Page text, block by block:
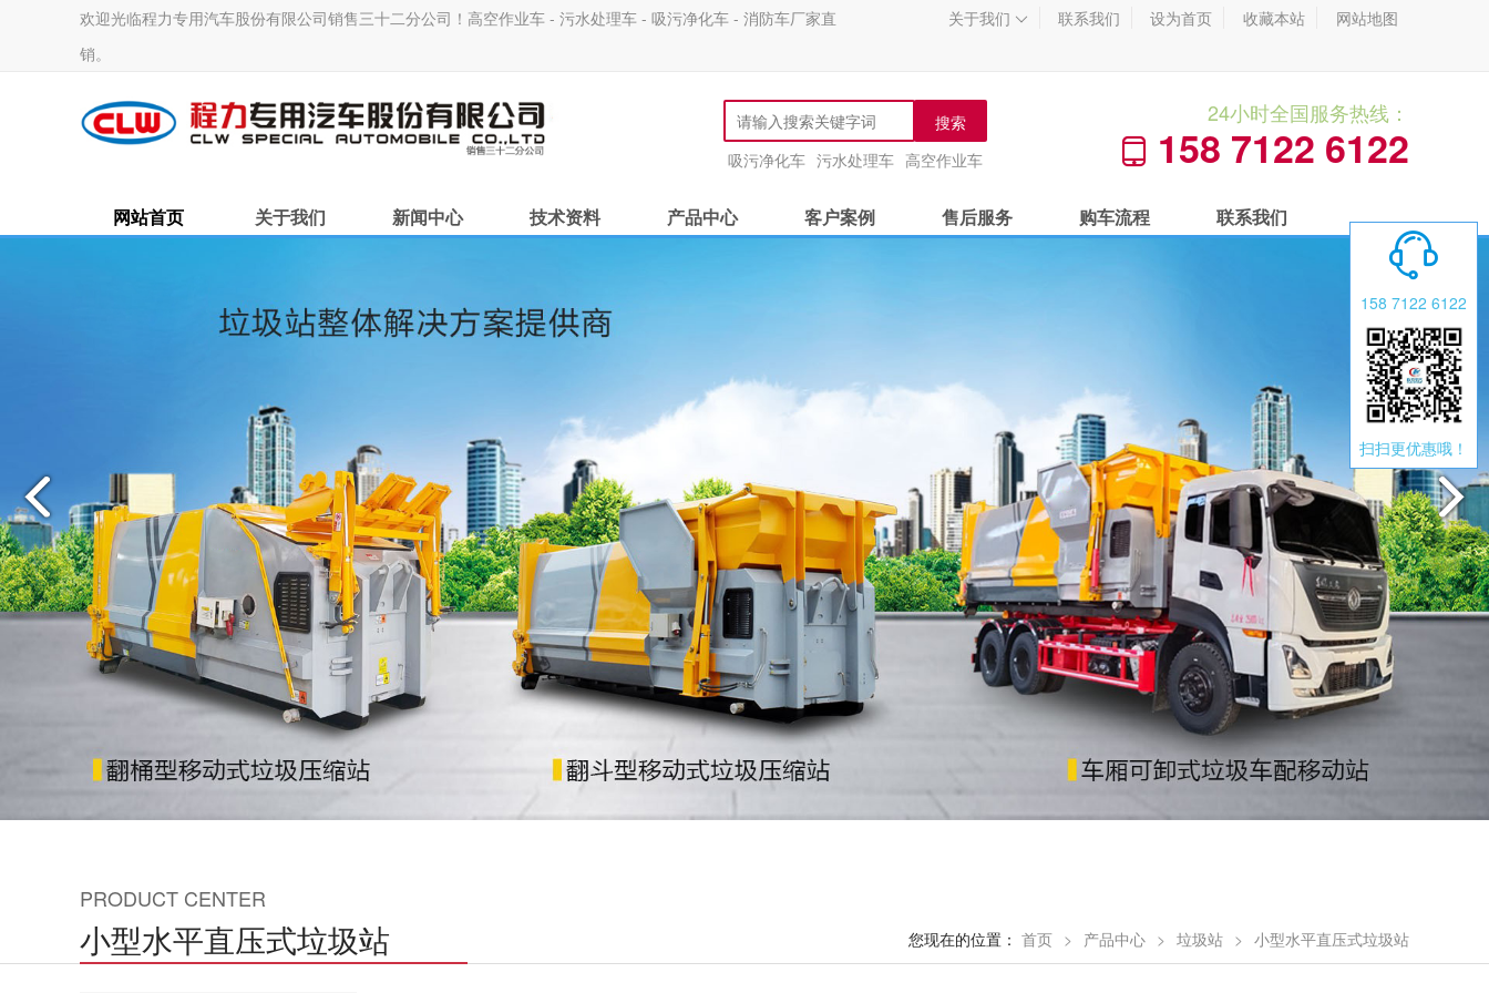
欢迎光临程力专用汽车股份有限公司销售三十二分公司！高空作业车 - 污水处理车 - 吸污净化车 - 消防车厂家直
销。
关于我们  联系我们 设为首页 收藏本站 网站地图
搜索
吸污净化车 污水处理车 高空作业车
24小时全国服务热线：
 158 7122 6122
网站首页 关于我们 新闻中心 技术资料 产品中心 客户案例 售后服务 购车流程 联系我们
PRODUCT CENTER
小型水平直压式垃圾站 您现在的位置： 首页 > 产品中心 > 垃圾站 > 小型水平直压式垃圾站

158 7122 6122
扫扫更优惠哦！